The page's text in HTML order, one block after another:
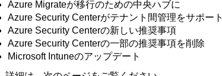
Azure Migrateが移行のための中央ハブに
Azure Security Centerがテナント間管理をサポート
Azure Security Centerの新しい推奨事項
Azure Security Centerの一部の推奨事項を削除
Microsoft Intuneのアップデート